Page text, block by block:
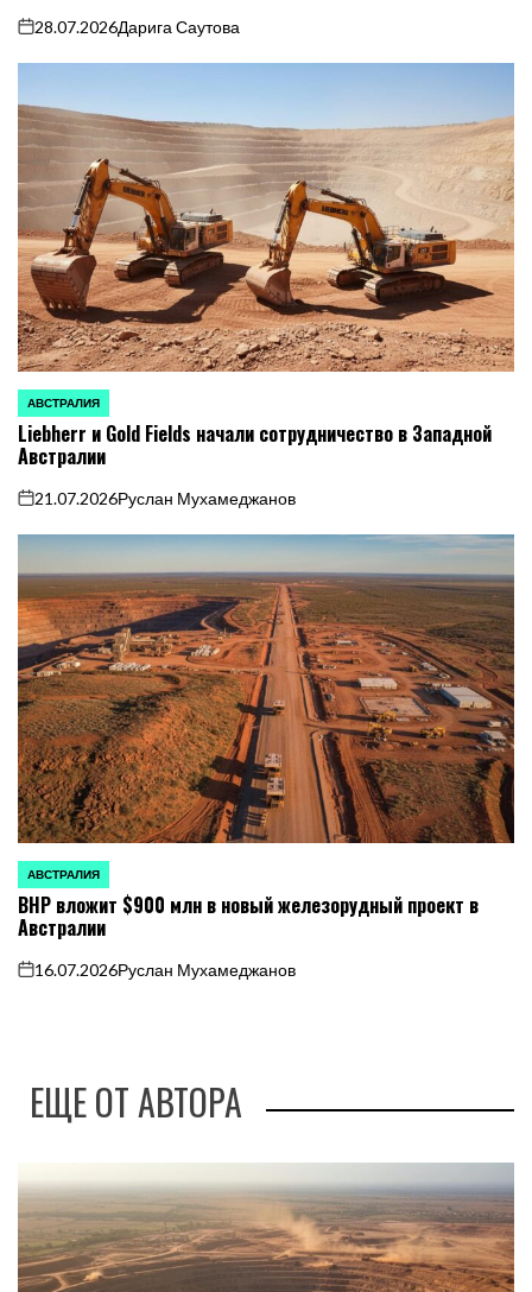
on
28.07.2026Дарига Саутова
ОПУБЛИКОВАНО
В
АВСТРАЛИЯ
Liebherr и Gold Fields начали сотрудничество в Западной
Австралии
on
21.07.2026Руслан Мухамеджанов
ОПУБЛИКОВАНО
В
АВСТРАЛИЯ
BHP вложит $900 млн в новый железорудный проект в
Австралии
on
16.07.2026Руслан Мухамеджанов
ЕЩЕ ОТ АВТОРА